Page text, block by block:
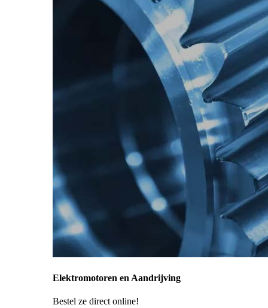
Elektromotoren en Aandrijving
Bestel ze direct online!